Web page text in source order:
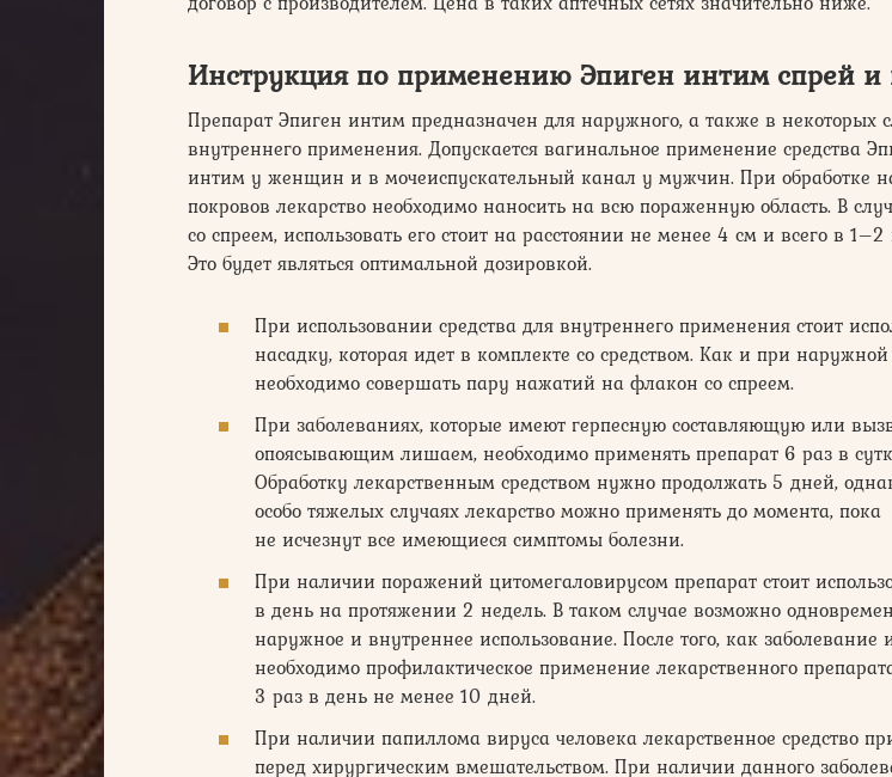
Инструкция по применению Эпиген интим спрей и
Препарат Эпиген интим предназначен для наружного, а также в некоторых
внутреннего применения. Допускается вагинальное применение средства
интим у женщин и в мочеиспускательный канал у мужчин. При обработке
покровов лекарство необходимо наносить на всю пораженную область. В
со спреем, использовать его стоит на расстоянии не менее 4 см и всего в
Это будет являться оптимальной дозировкой.
При использовании средства для внутреннего применения стоит
насадку, которая идет в комплекте со средством. Как и при наружной
необходимо совершать пару нажатий на флакон со спреем.
При заболеваниях, которые имеют герпесную составляющую или
опоясывающим лишаем, необходимо применять препарат 6 раз в
Обработку лекарственным средством нужно продолжать 5 дней,
особо тяжелых случаях лекарство можно применять до момента, пока
не исчезнут все имеющиеся симптомы болезни.
При наличии поражений цитомегаловирусом препарат стоит
в день на протяжении 2 недель. В таком случае возможно
наружное и внутреннее использование. После того, как заболевание
необходимо профилактическое применение лекарственного
3 раз в день не менее 10 дней.
При наличии папиллома вируса человека лекарственное средство
перед хирургическим вмешательством. При наличии данного